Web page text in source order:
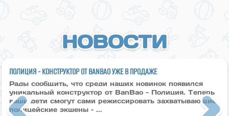
НОВОСТИ
Previous
ПОЛИЦИЯ - КОНСТРУКТОР ОТ BANBAO УЖЕ В ПРОДАЖЕ
Рады сообщить, что среди наших новинок появился
уникальный конструктор от BanBao - Полиция. Теперь
ваши дети смогут сами режиссировать захватывающие
полицейские экшены – ...
Next